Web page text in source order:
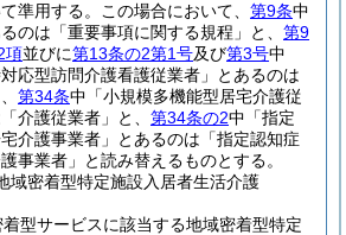
準用する。
この場合において、 第9条中
のは「重要事項に関する規程」と、 第9
項並びに第13条の2第1号及び第3号中
対応型訪問介護看護従業者」とあるのは
第34条中「小規模多機能型居宅介護従
介護従業者」と、 第34条の2中「指定
介護事業者」とあるのは「指定認知症
事業者」と読み替えるものとする。
域密着型特定施設入居者生活介護
型サービスに該当する地域密着型特定